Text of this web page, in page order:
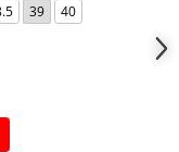
39
40